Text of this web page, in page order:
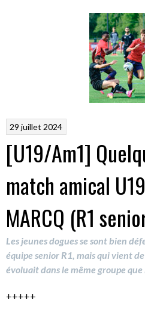
29 juillet 2024
[U19/Am1]
match amical
MARCQ (R1
Les jeunes dogues se sont bien
équipe senior R1, mais qui vient
évoluait dans le même groupe que
+++++